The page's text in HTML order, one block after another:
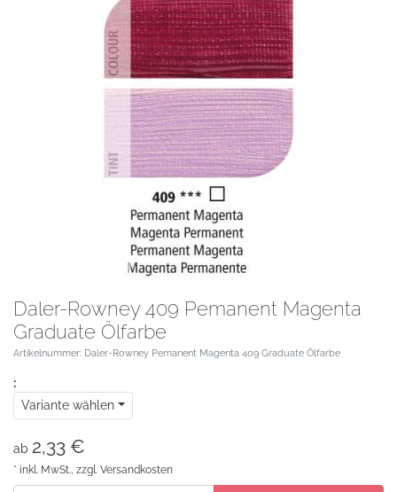
Daler-Rowney 409 Pemanent Magenta
Graduate Ölfarbe
Artikelnummer: Daler-Rowney Pemanent Magenta 409 Graduate Ölfarbe
:
Variante wählen
ab 2,33 €
* inkl. MwSt., zzgl. Versandkosten